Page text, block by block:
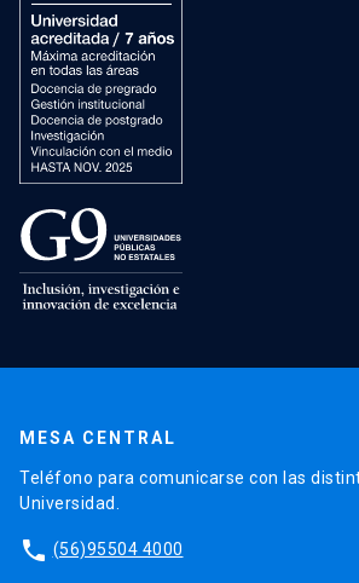
MESA CENTRAL
Teléfono para comunicarse con las
Universidad.
phone (56)95504 4000